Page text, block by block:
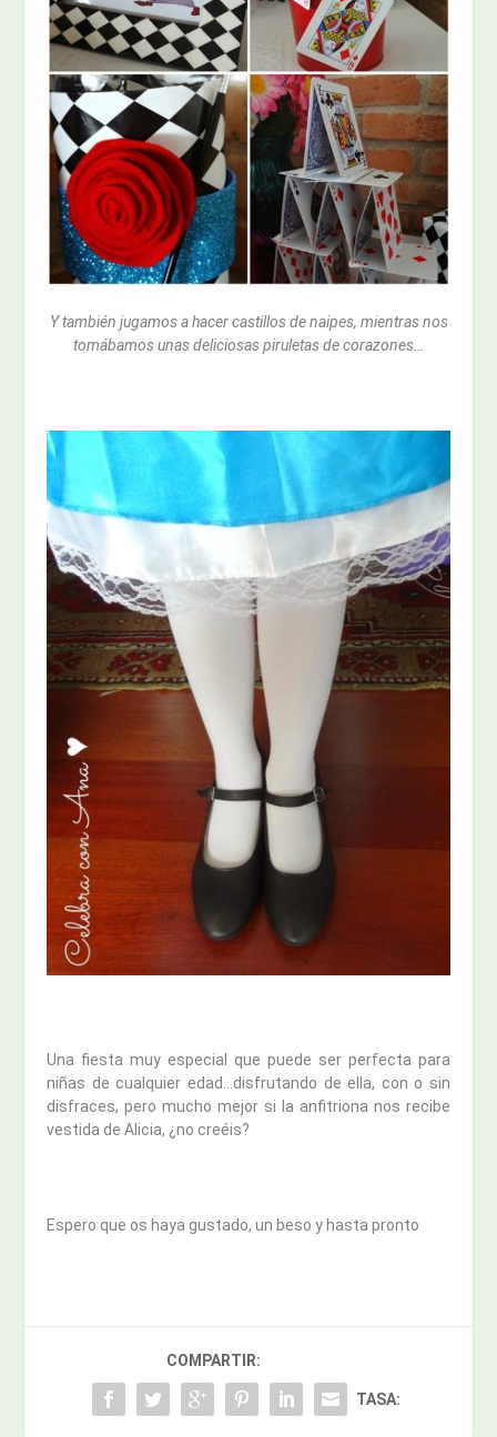
Y también jugamos a hacer castillos de naipes, mientras nos
tomábamos unas deliciosas piruletas de corazones…
Una fiesta muy especial que puede ser perfecta para
niñas de cualquier edad…disfrutando de ella, con o sin
disfraces, pero mucho mejor si la anfitriona nos recibe
vestida de Alicia, ¿no creéis?
Espero que os haya gustado, un beso y hasta pronto
COMPARTIR:
TASA: